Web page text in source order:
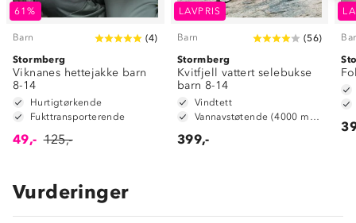
61%
Barn (4)
Stormberg
Viknanes hettejakke barn
8-14
Hurtigtørkende
Fukttransporterende
49,- 125,-
LAVPRIS
Barn (56)
Stormberg
Kvitfjell vattert selebukse
barn 8-14
Vindtett
399,-
Vurderinger